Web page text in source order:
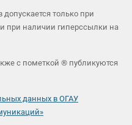
только при
при наличии гиперссылки на
с пометкой ® публикуются
данных в ОГАУ